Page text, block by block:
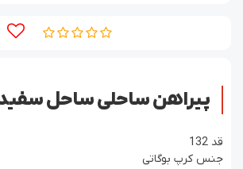
پیراهن ساحلی ساحل
قد 132
جنس کرپ بوگاتی